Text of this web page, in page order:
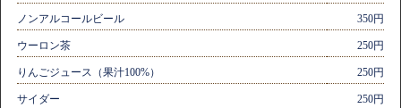
ノンアルコールビール 350円
ウーロン茶 250円
りんごジュース（果汁100%） 250円
サイダー 250円